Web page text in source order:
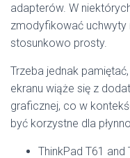
adapterów. W
zmodyfikować
stosunkowo prosty.
Trzeba jednak
ekranu wiąże się z
graficznej, co w
być korzystne dla
ThinkPad T61 and